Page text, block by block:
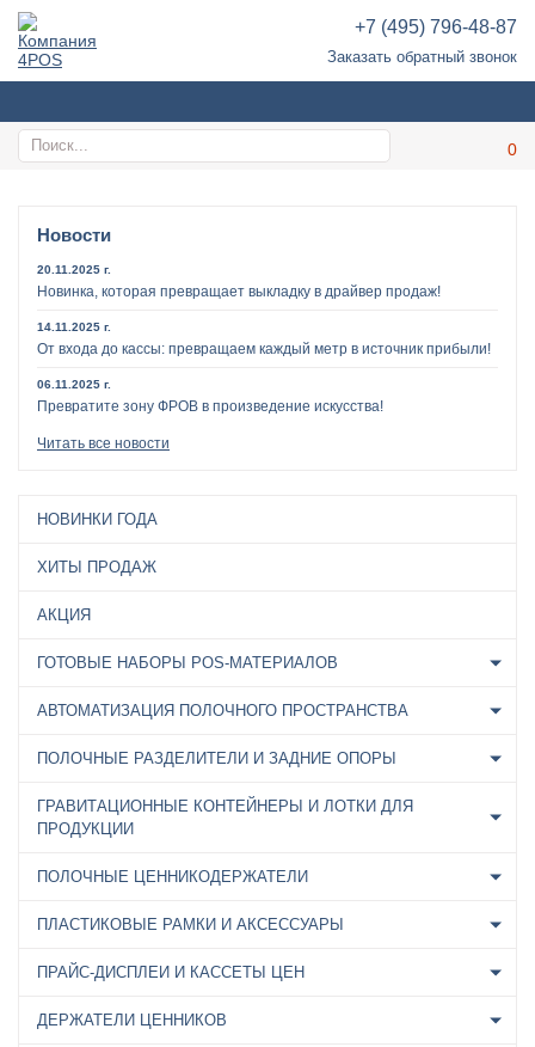
+7 (495) 796-48-87
Заказать обратный звонок
Новости
20.11.2025 г.
Новинка, которая превращает выкладку в драйвер продаж!
14.11.2025 г.
От входа до кассы: превращаем каждый метр в источник прибыли!
06.11.2025 г.
Превратите зону ФРОВ в произведение искусства!
Читать все новости
НОВИНКИ ГОДА
ХИТЫ ПРОДАЖ
АКЦИЯ
ГОТОВЫЕ НАБОРЫ POS-МАТЕРИАЛОВ
АВТОМАТИЗАЦИЯ ПОЛОЧНОГО ПРОСТРАНСТВА
ПОЛОЧНЫЕ РАЗДЕЛИТЕЛИ И ЗАДНИЕ ОПОРЫ
ГРАВИТАЦИОННЫЕ КОНТЕЙНЕРЫ И ЛОТКИ ДЛЯ
ПРОДУКЦИИ
ПОЛОЧНЫЕ ЦЕННИКОДЕРЖАТЕЛИ
ПЛАСТИКОВЫЕ РАМКИ И АКСЕССУАРЫ
ПРАЙС-ДИСПЛЕИ И КАССЕТЫ ЦЕН
ДЕРЖАТЕЛИ ЦЕННИКОВ